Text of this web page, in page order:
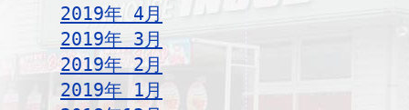
2019年 4月
2019年 3月
2019年 2月
2019年 1月